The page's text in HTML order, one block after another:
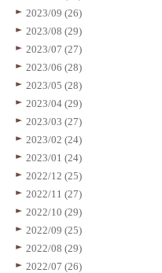
2023/09 (26)
2023/08 (29)
2023/07 (27)
2023/06 (28)
2023/05 (28)
2023/04 (29)
2023/03 (27)
2023/02 (24)
2023/01 (24)
2022/12 (25)
2022/11 (27)
2022/10 (29)
2022/09 (25)
2022/08 (29)
2022/07 (26)